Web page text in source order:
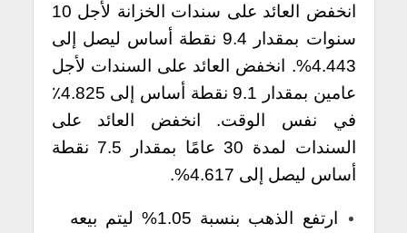
انخفض العائد على سندات الخزانة لأجل 10
سنوات بمقدار 9.4 نقطة أساس ليصل إلى
4.443%. انخفض العائد على السندات لأجل
عامين بمقدار 9.1 نقطة أساس إلى 4.825٪
في نفس الوقت. انخفض العائد على
السندات لمدة 30 عامًا بمقدار 7.5 نقطة
أساس ليصل إلى 4.617%.
ارتفع الذهب بنسبة 1.05% ليتم بيعه